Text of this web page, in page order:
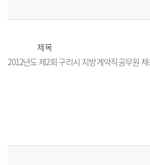
제목
2012년도 제2회 구리시 지방계약직공무원 채